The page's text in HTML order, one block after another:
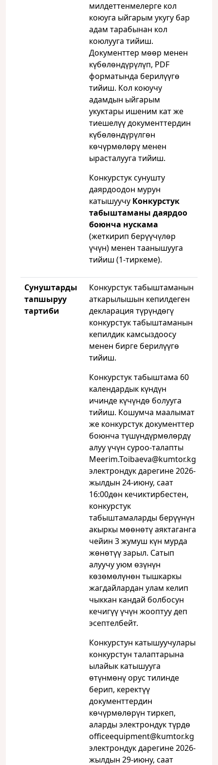
милдеттенмелерге кол
коюуга ыйгарым укугу бар
адам тарабынан кол
коюлууга тийиш.
Документтер мөөр менен
күбөлөндүрүлүп, PDF
форматында берилүүгө
тийиш. Кол коюучу
адамдын ыйгарым
укуктары ишеним кат же
тиешелүү документтердин
күбөлөндүрүлгөн
көчүрмөлөрү менен
ырасталууга тийиш.
Конкурстук сунушту
даярдоодон мурун
катышуучу Конкурстук
табыштаманы даярдоо
боюнча нускама
(жеткирип берүүчүлөр
үчүн) менен таанышууга
тийиш (1-тиркеме).
Сунуштарды
тапшыруу
тартиби
Конкурстук табыштаманын
аткарылышын кепилдеген
декларация түрүндөгү
конкурстук табыштаманын
кепилдик камсыздоосу
менен бирге берилүүгө
тийиш.
Конкурстук табыштама 60
календардык күндүн
ичинде күчүндө болууга
тийиш. Кошумча маалымат
же конкурстук документтер
боюнча түшүндүрмөлөрдү
алуу үчүн суроо-талапты
Meerim.Toibaeva@kumtor.kg
электрондук дарегине 2026-
жылдын 24-июну, саат
16:00дөн кечиктирбестен,
конкурстук
табыштамаларды берүүнүн
акыркы мөөнөтү аяктаганга
чейин 3 жумуш күн мурда
жөнөтүү зарыл. Сатып
алуучу уюм өзүнүн
көзөмөлүнөн тышкаркы
жагдайлардан улам келип
чыккан кандай болбосун
кечигүү үчүн жооптуу деп
эсептелбейт.
Конкурстун катышуучулары
конкурстун талаптарына
ылайык катышууга
өтүнмөнү орус тилинде
берип, керектүү
документтердин
көчүрмөлөрүн тиркеп,
аларды электрондук түрдө
officeequipment@kumtor.kg
электрондук дарегине 2026-
жылдын 29-июну, саат